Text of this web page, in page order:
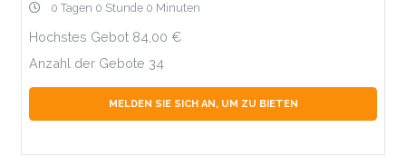
0 Tagen 0 Stunde 0 Minuten
Hochstes Gebot 84,00
Anzahl der Gebote 34
MELDEN SIE SICH AN, UM ZU BIETEN